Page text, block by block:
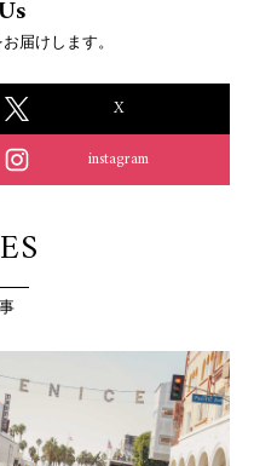
届けします。
X
instagram